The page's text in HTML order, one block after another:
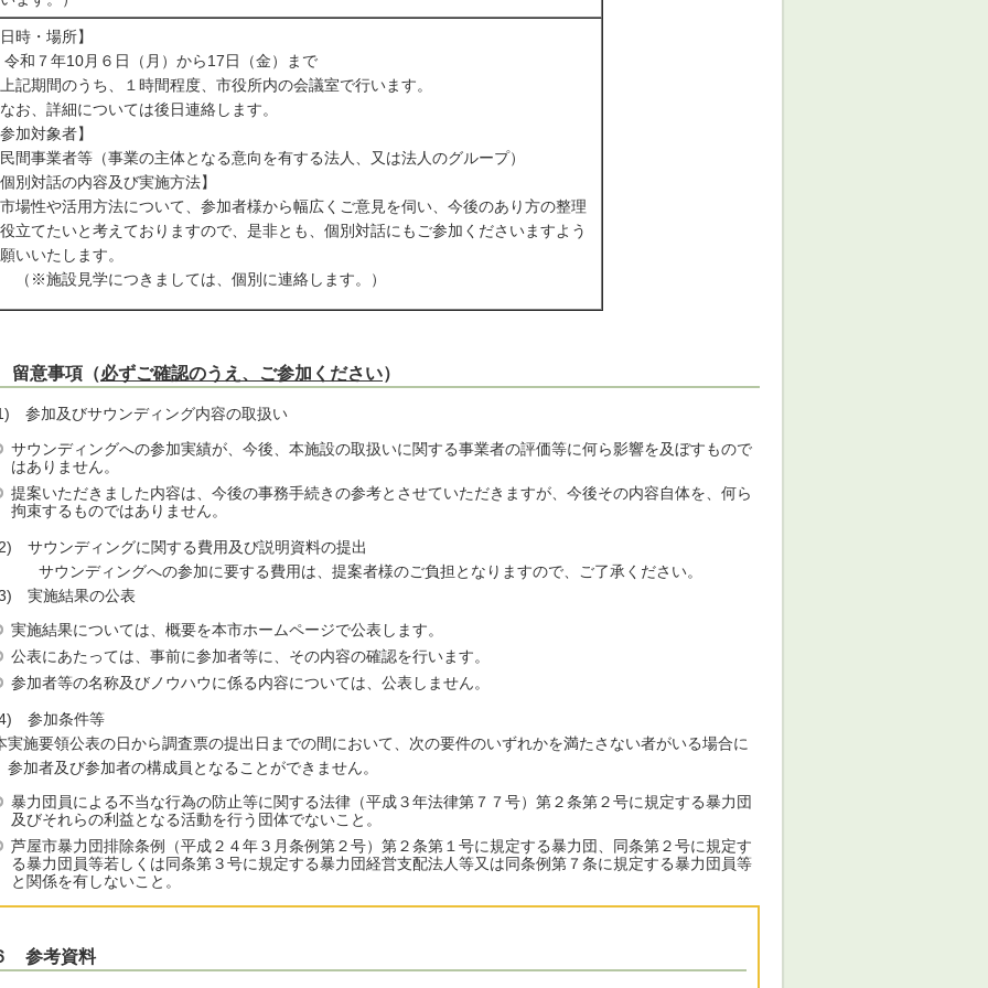
日時・場所】
和７年10月６日（月）から17日（金）まで
記期間のうち、１時間程度、市役所内の会議室で行います。
お、詳細については後日連絡します。
参加対象者】
間事業者等（事業の主体となる意向を有する法人、又は法人のグループ）
個別対話の内容及び実施方法】
場性や活用方法について、参加者様から幅広くご意見を伺い、今後のあり方の整理
立てたいと考えておりますので、是非とも、個別対話にもご参加くださいますよう
いいたします。
※施設見学につきましては、個別に連絡します。）
留意事項（必ずご確認のうえ、ご参加ください）
参加及びサウンディング内容の取扱い
サウンディングへの参加実績が、今後、本施設の取扱いに関する事業者の評価等に何ら影響を及ぼすもので
はありません。
提案いただきました内容は、今後の事務手続きの参考とさせていただきますが、今後その内容自体を、何ら
拘束するものではありません。
サウンディングに関する費用及び説明資料の提出
ンディングへの参加に要する費用は、提案者様のご負担となりますので、ご了承ください。
実施結果の公表
実施結果については、概要を本市ホームページで公表します。
公表にあたっては、事前に参加者等に、その内容の確認を行います。
参加者等の名称及びノウハウに係る内容については、公表しません。
参加条件等
施要領公表の日から調査票の提出日までの間において、次の要件のいずれかを満たさない者がいる場合に
参加者及び参加者の構成員となることができません。
暴力団員による不当な行為の防止等に関する法律（平成３年法律第７７号）第２条第２号に規定する暴力団
及びそれらの利益となる活動を行う団体でないこと。
芦屋市暴力団排除条例（平成２４年３月条例第２号）第２条第１号に規定する暴力団、同条第２号に規定す
る暴力団員等若しくは同条第３号に規定する暴力団経営支配法人等又は同条例第７条に規定する暴力団員等
と関係を有しないこと。
参考資料